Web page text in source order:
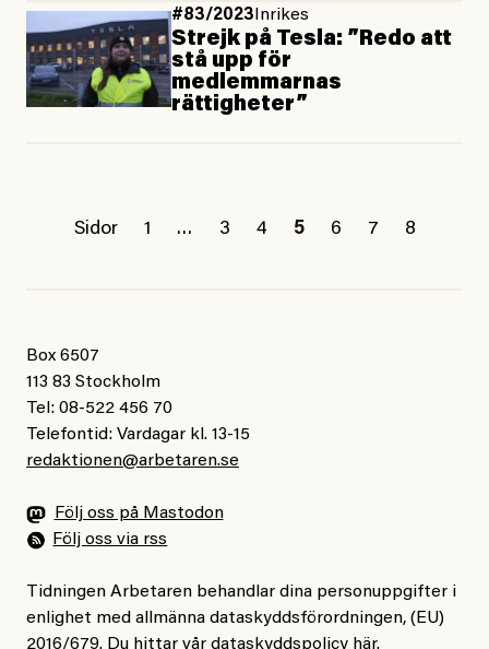
#83/2023 Inrikes
Strejk på Tesla: ”Redo att
stå upp för
medlemmarnas
rättigheter”
Sidor 1 … 3 4 5 6 7 8
Box 6507
113 83 Stockholm
Tel: 08-522 456 70
Telefontid: Vardagar kl. 13-15
redaktionen@arbetaren.se
Följ oss på Mastodon
Följ oss via rss
Tidningen Arbetaren behandlar dina personuppgifter i
enlighet med allmänna dataskyddsförordningen, (EU)
2016/679. Du hittar vår dataskyddspolicy här.